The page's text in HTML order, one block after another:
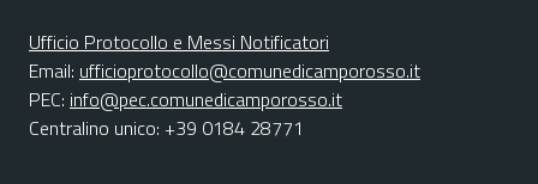
Ufficio Protocollo e Messi Notificatori
Email: ufficioprotocollo@comunedicamporosso.it
PEC: info@pec.comunedicamporosso.it
Centralino unico: +39 0184 28771